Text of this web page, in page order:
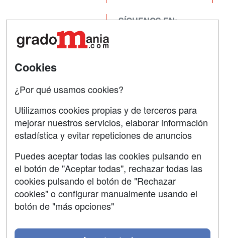
Contactar
Confidencialidad
Aviso legal
SÍGUENOS EN:
Grupo formazion:
Cookies
¿Por qué usamos cookies?
Utilizamos cookies propias y de terceros para
mejorar nuestros servicios, elaborar información
estadística y evitar repeticiones de anuncios
Puedes aceptar todas las cookies pulsando en
el botón de "Aceptar todas", rechazar todas las
cookies pulsando el botón de "Rechazar
cookies" o configurar manualmente usando el
botón de "más opciones"